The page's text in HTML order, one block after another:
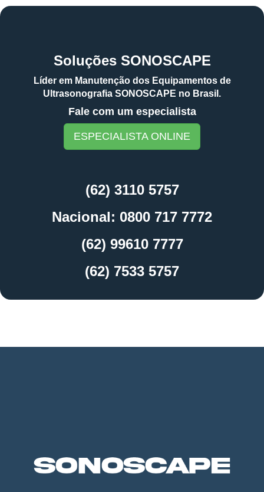
Soluções SONOSCAPE
Líder em Manutenção dos Equipamentos de
Ultrasonografia SONOSCAPE no Brasil.
Fale com um especialista
ESPECIALISTA ONLINE
(62) 3110 5757
Nacional: 0800 717 7772
(62) 99610 7777
(62) 7533 5757